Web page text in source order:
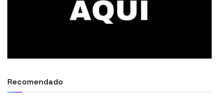
Recomendado